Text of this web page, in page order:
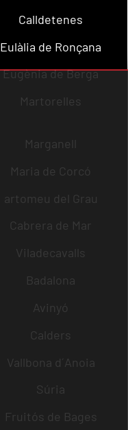
Calldetenes
Eulàlia de Ronçana
Eugènia de Berga
Martorelles
Marganell
Maria de Corcó
artomeu del Grau
Cabrera de Mar
Viladecavalls
Badalona
Avinyó
Calders
Vallbona d´Anoia
Súria
Fruitós de Bages